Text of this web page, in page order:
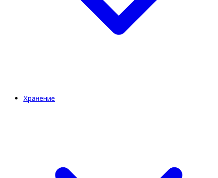
Хранение